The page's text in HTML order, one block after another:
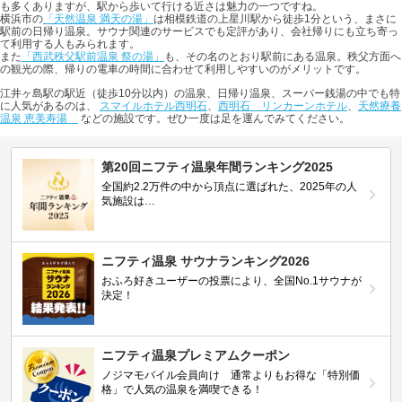
も多くありますが、駅から歩いて行ける近さは魅力の一つですね。
横浜市の 「天然温泉 満天の湯」 は相模鉄道の上星川駅から徒歩1分という、まさに
駅前の日帰り温泉。サウナ関連のサービスでも定評があり、会社帰りにも立ち寄っ
て利用する人もみられます。
また 「西武秩父駅前温泉 祭の湯」
も、その名のとおり駅前にある温泉。秩父方面へ
の観光の際、帰りの電車の時間に合わせて利用しやすいのがメリットです。
江井ヶ島駅の駅近（徒歩10分以内）の温泉、日帰り温泉、スーパー銭湯の中でも特
に人気があるのは、 スマイルホテル西明石、 西明石 リンカーンホテル、 天然療養
温泉 恵美寿湯
などの施設です。ぜひ一度は足を運んでみてください。
第20回ニフティ温泉年間ランキング2025
全国約2.2万件の中から頂点に選ばれた、2025年の人
気施設は…
ニフティ温泉 サウナランキング2026
おふろ好きユーザーの投票により、全国No.1サウナが
決定！
ニフティ温泉プレミアムクーポン
ノジマモバイル会員向け 通常よりもお得な「特別価
格」で人気の温泉を満喫できる！